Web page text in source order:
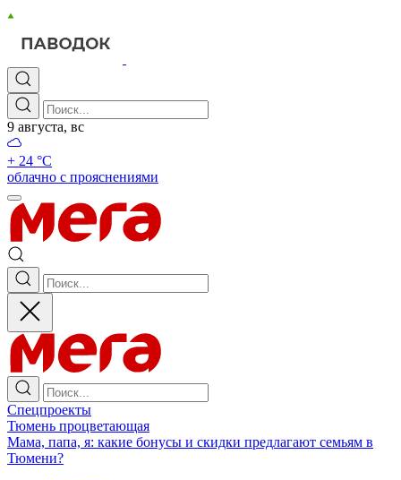
9 августа, вс
+ 24 °С
облачно с прояснениями
Спецпроекты
Тюмень процветающая
Мама, папа, я: какие бонусы и скидки предлагают семьям в
Тюмени?